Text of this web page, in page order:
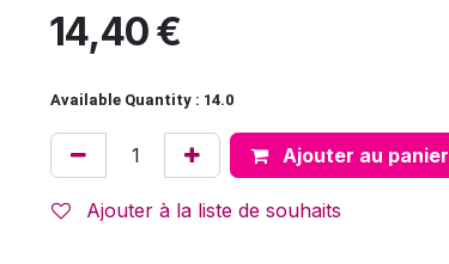
14,40€
Available Quantity : 14.0
Ajouter au panier
Ajouter à la liste de souhaits